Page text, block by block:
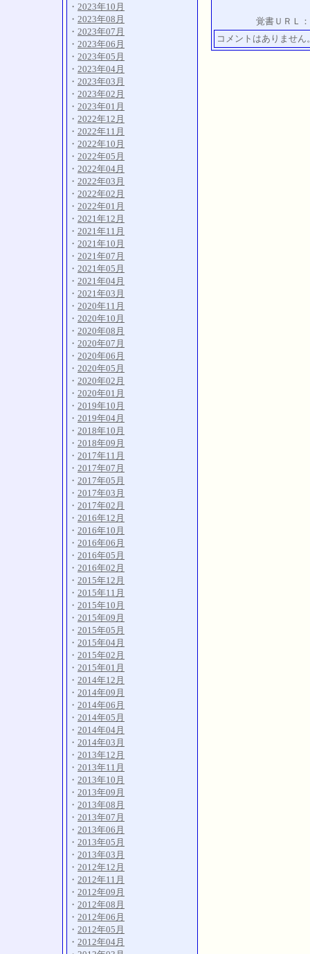
・ 2023年10月
・ 2023年08月
・ 2023年07月
・ 2023年06月
・ 2023年05月
・ 2023年04月
・ 2023年03月
・ 2023年02月
・ 2023年01月
・ 2022年12月
・ 2022年11月
・ 2022年10月
・ 2022年05月
・ 2022年04月
・ 2022年03月
・ 2022年02月
・ 2022年01月
・ 2021年12月
・ 2021年11月
・ 2021年10月
・ 2021年07月
・ 2021年05月
・ 2021年04月
・ 2021年03月
・ 2020年11月
・ 2020年10月
・ 2020年08月
・ 2020年07月
・ 2020年06月
・ 2020年05月
・ 2020年02月
・ 2020年01月
・ 2019年10月
・ 2019年04月
・ 2018年10月
・ 2018年09月
・ 2017年11月
・ 2017年07月
・ 2017年05月
・ 2017年03月
・ 2017年02月
・ 2016年12月
・ 2016年10月
・ 2016年06月
・ 2016年05月
・ 2016年02月
・ 2015年12月
・ 2015年11月
・ 2015年10月
・ 2015年09月
・ 2015年05月
・ 2015年04月
・ 2015年02月
・ 2015年01月
・ 2014年12月
・ 2014年09月
・ 2014年06月
・ 2014年05月
・ 2014年04月
・ 2014年03月
・ 2013年12月
・ 2013年11月
・ 2013年10月
・ 2013年09月
・ 2013年08月
・ 2013年07月
・ 2013年06月
・ 2013年05月
・ 2013年03月
・ 2012年12月
・ 2012年11月
・ 2012年09月
・ 2012年08月
・ 2012年06月
・ 2012年05月
・ 2012年04月
覚書ＵＲＬ：
コメントはありません